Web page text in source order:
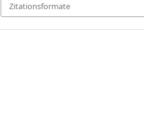
Zitationsformate